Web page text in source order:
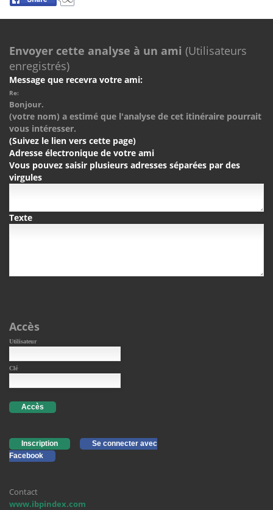
Envoyer cette analyse à un ami (Utilisateurs
enregistrés)
Message que recevra votre ami:
Re:
Bonjour.
(votre nom) a estimé que l'analyse de cet itinéraire pourrait
vous intéresser.
(Suivez le lien vers cette page)
Adresse électronique de votre ami
Vous pouvez saisir plusieurs adresses séparées par des
virgules
Texte
Accès
Utilisateur
Clé
Accès
Inscription
Se connecter avec
Facebook
Contact
www.ibpindex.com